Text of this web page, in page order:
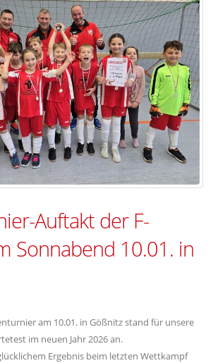
Auftakt der F-
Sonnabend 10.01. in
am 10.01. in Gößnitz stand für unsere
im neuen Jahr 2026 an.
Ergebnis beim letzten Wettkampf